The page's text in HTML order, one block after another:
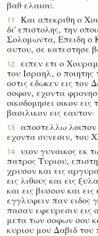
βαθ ελαιου.
11
Και απεκριθη ο
δι' επιστολης, την
Σολομωντα, Επειδη ο
αυτου, σε κατεστησε
12
ειπεν ετι ο
του Ισραηλ, ο
οστις εδωκεν εις τον
σοφον, εχοντα
οικοδομησει οικον
βασιλικον εις εαυτον·
13
αποστελλω
εχοντα συνεσιν, του
14
υιον γυναικος εκ
πατρος Τυριου,
χρυσον και εις
εις λιθους και εις
και εις βυσσον και εις
εγγλυφειν παν ειδος
πασαν εφευρεσιν εις
μετα των σοφων σου
κυριου μου Δαβιδ του